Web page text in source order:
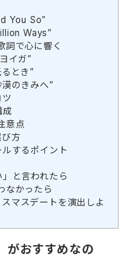
You So”
Ways”
詞で心に響く
イガ”
とき”
のきみへ”
成
意点
方
するポイント
と言われたら
なかったら
マスデートを演出しよ
がおすすめなの